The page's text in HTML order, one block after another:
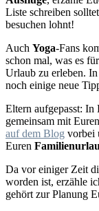
Liste schreiben
besuchen lohnt!
Auch Yoga-Fans
schon mal, was es
Urlaub zu erleben.
noch einige neue
Eltern aufgepasst:
gemeinsam mit
auf dem Blog vorbei
Euren
Da vor einiger Zeit
worden ist, erzähle
gehört zur Planung